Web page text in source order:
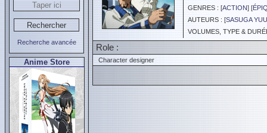
Recherche avancée
Anime Store
GENRES : [ACTION] [
AUTEURS : [SASUGA YUU
VOLUMES, TYPE &
Role :
Character designer